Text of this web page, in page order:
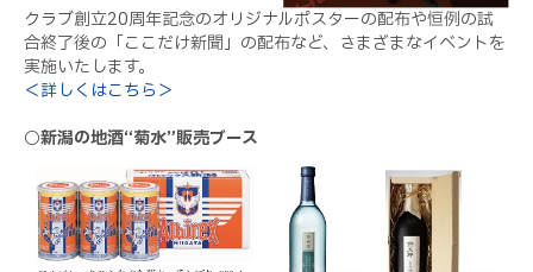
クラブ創立20周年記念のオリジナルポスターの配布や恒例の試
合終了後の「ここだけ新聞」の配布など、さまざまなイベントを
実施いたします。
＜詳しくはこちら＞
○新潟の地酒“菊水”販売ブース